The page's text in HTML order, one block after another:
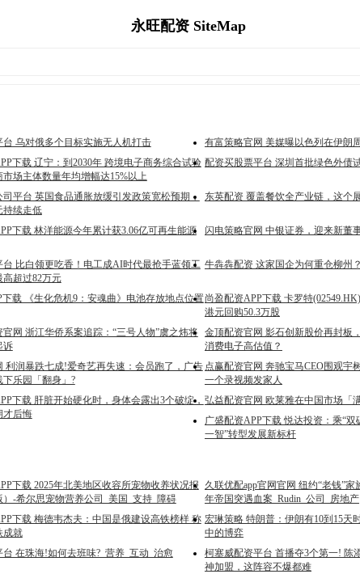
永旺配资 SiteMap
台 乌对俄多个目标实施无人机打击 有富策略官网 美媒曝以色列在伊朗
下载 辽宁：到2030年 跨境电子商务综合试验
市场主体数量年均增幅达15%以上
配资买股票平台 深圳首批绿色外债
平台 英国食品通胀放缓引发政策宽松预期，
持续走低
东英配资 覆盖餐饮全产业链，这个
下载 林洋能源今年累计获3.06亿可再生能源
闪电策略官网 中银证券，迎来新董
台 比白领更吃香！电工成AI时代最抢手蓝领工
高超过82万元
牛犇犇配资 这家国企为何重仓柳州
下载 《生化危机9：安魂曲》电池存放地点位置尚盈配资APP下载 卡罗特
港元回购50.3万股
网 浙江华侨系案追踪：“三号人物”虞之炜将
诉
金顶配资官网 影石创新股价再封板
消费电子高估值？
利润暴跌七成!爱奇艺再失速：会员跑了，广告
下乐园「翻身」?
点赢配资官网 奔驰宝马CEO围观宇
一个录视频发家人
下载 肝脏开始硬化时，身体会露出3个破绽，
才后悔
弘益配资官网 欧莱雅在中国市场「
广盛配资APP下载 悦达投资：乘“双
一智”转型发展新标杆
下载 2025年北美地区收容所宠物收养状况报
）-希尔思宠物营养公司_美国_支持_障碍
久联优配app官网官网 纽约“老钱”
年帝国突遇血案_Rudin_公司_房地产
下载 梅德韦杰夫：中国是俄建设高铁榜样 称
成就
宏琳策略 特朗普：伊朗有10到15天
中的博弈
在珠海!如何去班味?_营养_互动_治愈
柯塞威配资平台 首播夺3个第一! 陈
神加盟，这阵容不爆都难